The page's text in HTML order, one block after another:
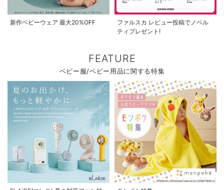
新作ベビーウェア 最大20%OFF
ファルスカ レビュー投稿でノベル
ティプレゼント!
FEATURE
ベビー服/ベビー用品に関する特集